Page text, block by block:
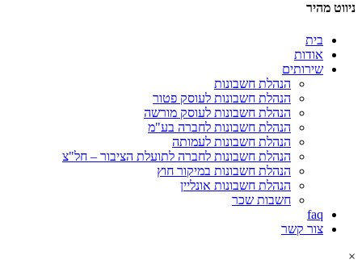
ניווט מהיר
בית
אודות
שירותים
הנהלת חשבונות
הנהלת חשבונות לעוסק פטור
הנהלת חשבונות לעוסק מורשה
הנהלת חשבונות לחברה בע"מ
הנהלת חשבונות לעמותה
הנהלת חשבונות לחברה לתועלת הציבור – חל"צ
הנהלת חשבונות במיקור חוץ
הנהלת חשבונות אונליין
חשבות שכר
faq
צור קשר
×